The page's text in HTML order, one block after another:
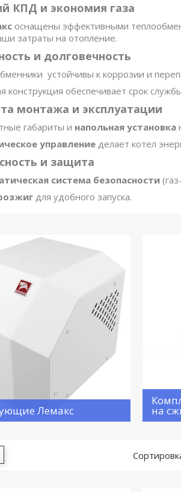
КПД и экономия газа
оснащены эффективными
затраты на отопление.
и долговечность
устойчивы к коррозии и
конструкция обеспечивает срок
монтажа и эксплуатации
габариты и напольная установка
управлениеделает котел
и защита
система безопасности
для удобного запуска.
Лемакс на